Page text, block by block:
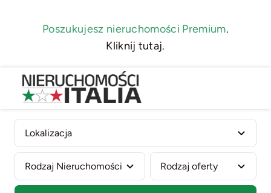
Poszukujesz nieruchomości Premium.
Kliknij tutaj.